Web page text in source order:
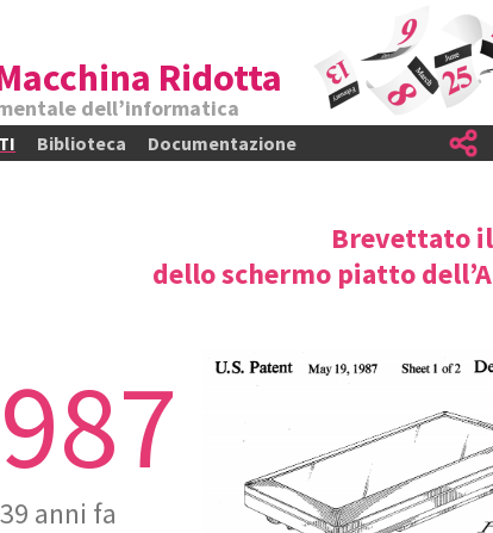
Ridotta
dell’informatica
Biblioteca Documentazione
Brevettato
dello schermo piatto
39 anni fa